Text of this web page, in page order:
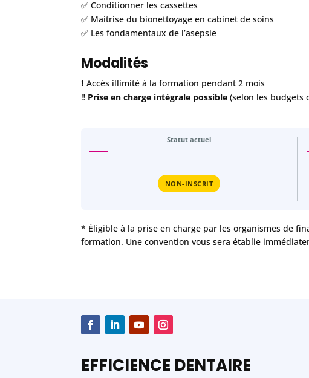
✅ Conditionner les cassettes
✅ Maitrise du bionettoyage en cabinet de soins
✅ Les fondamentaux de l’asepsie
Modalités
❗️ Accès illimité à la formation pendant 2 mois
‼️ Prise en charge intégrale possible (selon les budgets
Statut actuel
NON-INSCRIT
* Éligible à la prise en charge par les organismes de
formation. Une convention vous sera établie
EFFICIENCE DENTAIRE